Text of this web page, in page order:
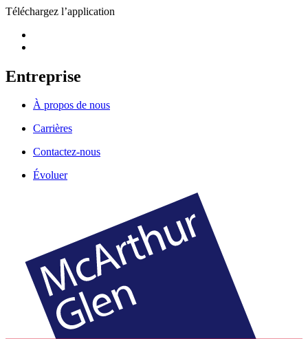
Téléchargez l’application
Entreprise
À propos de nous
Carrières
Contactez-nous
Évoluer